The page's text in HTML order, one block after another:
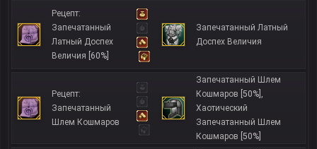
Рецепт:
Запечатанный
Латный Доспех
Величия [60%]
Запечатанный Латный
Доспех Величия
Рецепт:
Запечатанный
Шлем Кошмаров
Запечатанный Шлем
Кошмаров [50%] ,
Хаотический
Запечатанный Шлем
Кошмаров [50%]